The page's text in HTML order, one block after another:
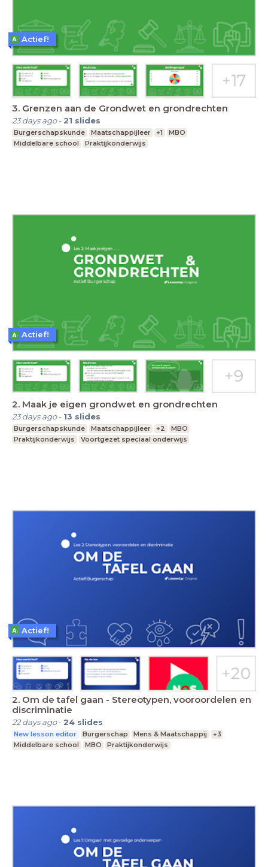
3. Grenzen aan de Grondwet en grondrechten
23 days ago- 21 slides
Burgerschapskunde Maatschappijleer +1
MBO
Middelbare school
Praktijkonderwijs
Actief!
2. Maak je eigen grondwet en grondrechten
23 days ago- 13 slides
Burgerschapskunde Maatschappijleer +2
MBO
Praktijkonderwijs
Voortgezet speciaal onderwijs
Actief!
2. Om de tafel gaan - Stereotypen, vooroordelen en
discriminatie
22 days ago- 24 slides
New lesson editor Burgerschap Mens & Maatschappij
+3
Middelbare school
MBO Praktijkonderwijs
Actief!